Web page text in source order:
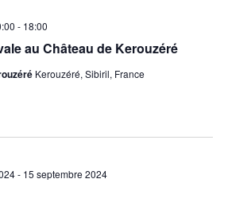
au Château de Kerouzéré
- 18:00
Kerouzéré, Sibiril, France
- 15 septembre 2024